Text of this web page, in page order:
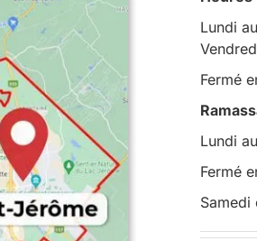
Lundi
Fermé
Lundi
Fermé
Samedi